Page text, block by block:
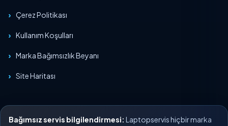
Çerez Politikası
Kullanım Koşulları
Marka Bağımsızlık Beyanı
Site Haritası
Bağımsız servis bilgilendirmesi: Laptopservis hiçbir marka